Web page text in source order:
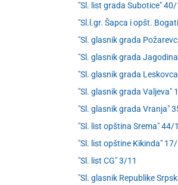
"Sl. list grada Subotice"
"Sl.l.gr. Šapca i opšt.
"Sl. glasnik grada
"Sl. glasnik grada
"Sl. glasnik grada
"Sl. glasnik grada Valjeva"
"Sl. glasnik grada Vranja"
"Sl. list opština Srema" 44/
"Sl. list opštine Kikinda"
"Sl. list CG" 3/11
"Sl. glasnik Republike